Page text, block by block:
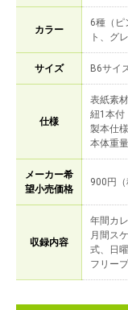
カラー
6種（ピ
ト、グレ
サイズ B6サイ
仕様
表紙素
紐1本付
製本仕
本体重
メーカー希
望小売価格
900円（
収録内容
年間カ
月間ス
式、日
フリー